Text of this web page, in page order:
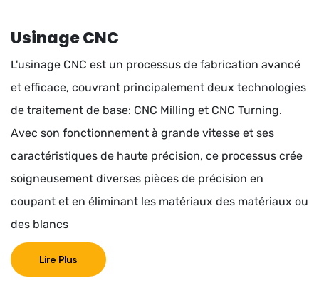
Usinage CNC
L'usinage CNC est un processus de fabrication avancé
et efficace, couvrant principalement deux technologies
de traitement de base: CNC Milling et CNC Turning.
Avec son fonctionnement à grande vitesse et ses
caractéristiques de haute précision, ce processus crée
soigneusement diverses pièces de précision en
coupant et en éliminant les matériaux des matériaux ou
des blancs
Lire Plus